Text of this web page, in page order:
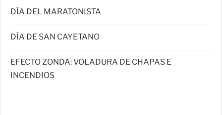
DÍA DEL MARATONISTA
DÍA DE SAN CAYETANO
EFECTO ZONDA: VOLADURA DE CHAPAS E
INCENDIOS